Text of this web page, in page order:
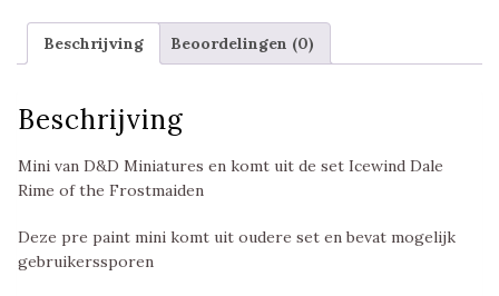
the
D&D
Miniatures
aantal
Beschrijving Beoordelingen (0)
Beschrijving
Mini van D&D Miniatures en komt uit de set Icewind Dale
Rime of the Frostmaiden
Deze pre paint mini komt uit oudere set en bevat mogelijk
gebruikerssporen